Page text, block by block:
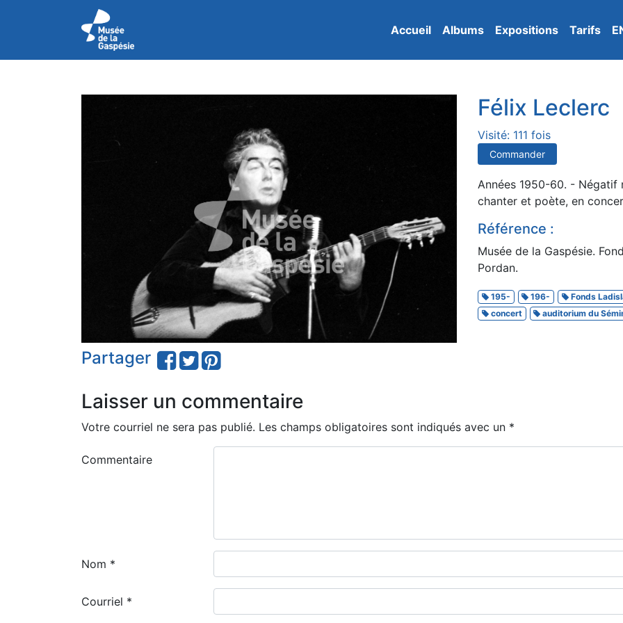
Accueil Albums Expositions Tarifs
Partager
Félix Leclerc
Visité: 111 fois
Commander
Années 1950-60. - Négatif
chanter et poète, en
Référence :
Musée de la Gaspésie.
Pordan.
195- 196- Fonds
concert
auditorium du
Laisser un commentaire
Votre courriel ne sera pas publié. Les champs obligatoires sont indiqués avec un *
Commentaire
Nom *
Courriel *